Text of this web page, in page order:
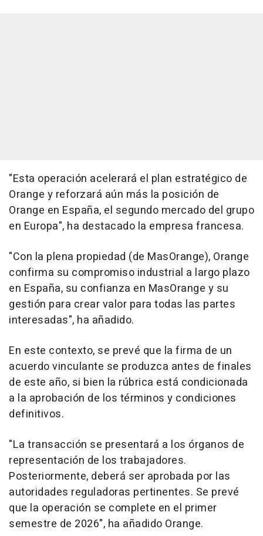
"Esta operación acelerará el plan estratégico de
Orange y reforzará aún más la posición de
Orange en España, el segundo mercado del grupo
en Europa", ha destacado la empresa francesa.
"Con la plena propiedad (de MasOrange), Orange
confirma su compromiso industrial a largo plazo
en España, su confianza en MasOrange y su
gestión para crear valor para todas las partes
interesadas", ha añadido.
En este contexto, se prevé que la firma de un
acuerdo vinculante se produzca antes de finales
de este año, si bien la rúbrica está condicionada
a la aprobación de los términos y condiciones
definitivos.
"La transacción se presentará a los órganos de
representación de los trabajadores.
Posteriormente, deberá ser aprobada por las
autoridades reguladoras pertinentes. Se prevé
que la operación se complete en el primer
semestre de 2026", ha añadido Orange.